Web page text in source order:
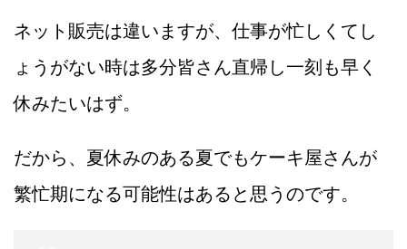
ネット販売は違いますが、仕事が忙しくてし
ょうがない時は多分皆さん直帰し一刻も早く
休みたいはず。
だから、夏休みのある夏でもケーキ屋さんが
繁忙期になる可能性はあると思うのです。